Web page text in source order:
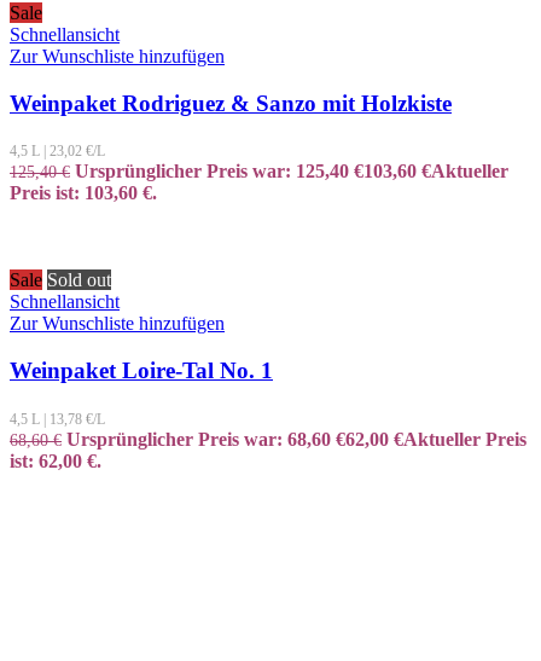
Sale
Schnellansicht
Zur Wunschliste hinzufügen
Weinpaket Rodriguez & Sanzo mit Holzkiste
4,5 L 23,02 €/L
125,40€ Ursprünglicher Preis war: 125,40 €103,60 €Aktueller
Preis ist: 103,60 €.
Sale Sold out
Schnellansicht
Zur Wunschliste hinzufügen
Weinpaket Loire-Tal No. 1
4,5 L | 13,78 €/L
68,60€ Ursprünglicher Preis war: 68,60 €62,00 €Aktueller Preis
ist: 62,00 €.